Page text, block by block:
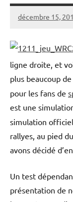
décembre 15,
ligne droite, et
plus beaucoup
pour les fans de
est une
simulation
rallyes, au pied
avons décidé
Un test
présentation de